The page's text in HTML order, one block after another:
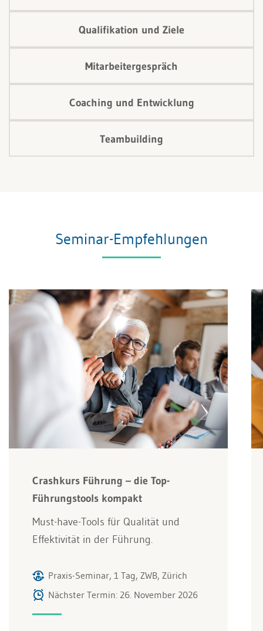
Qualifikation und Ziele
Mitarbeitergespräch
Coaching und Entwicklung
Teambuilding
Seminar-Empfehlungen
Crashkurs Führung – die Top-
Führungstools kompakt
Must-have-Tools für Qualität und
Effektivität in der Führung.
Praxis-Seminar, 1 Tag, ZWB, Zürich
Nächster Termin: 26. November 2026